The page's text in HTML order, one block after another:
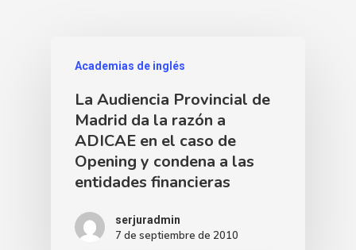
Academias de inglés
La Audiencia Provincial de
Madrid da la razón a
ADICAE en el caso de
Opening y condena a las
entidades financieras
serjuradmin
7 de septiembre de 2010